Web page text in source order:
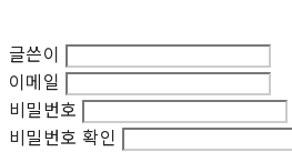
글쓴이
이메일
비밀번호
비밀번호 확인